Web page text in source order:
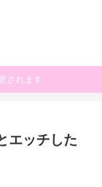
されます
エッチした